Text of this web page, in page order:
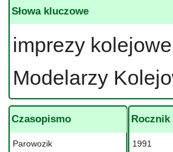
Słowa kluczowe
imprezy
Modelarzy
Czasopismo
Parowozik
Rocznik
1991